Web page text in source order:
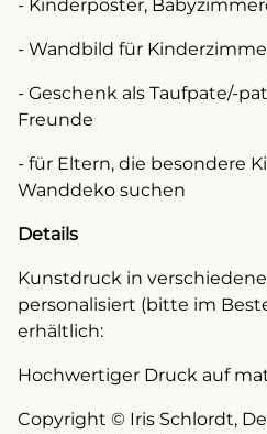
- Kinderposter,
- Wandbild für
- Geschenk als Taufpate/-
Freunde
- für Eltern, die besondere
Wanddeko suchen
Details
Kunstdruck in
personalisiert (bitte im
erhältlich:
Hochwertiger Druck auf
Copyright © Iris Schlordt,